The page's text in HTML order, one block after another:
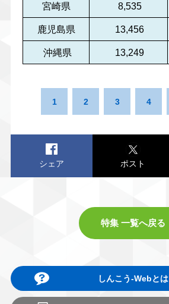
宮崎県 8,535
鹿児島県 13,456
沖縄県 13,249
1 2 3 4
シェア ポスト
特集 一覧へ戻る
しんこう-Webとは